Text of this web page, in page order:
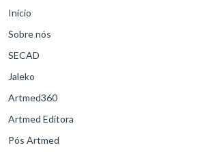
Início
Sobre nós
SECAD
Jaleko
Artmed360
Artmed Editora
Pós Artmed